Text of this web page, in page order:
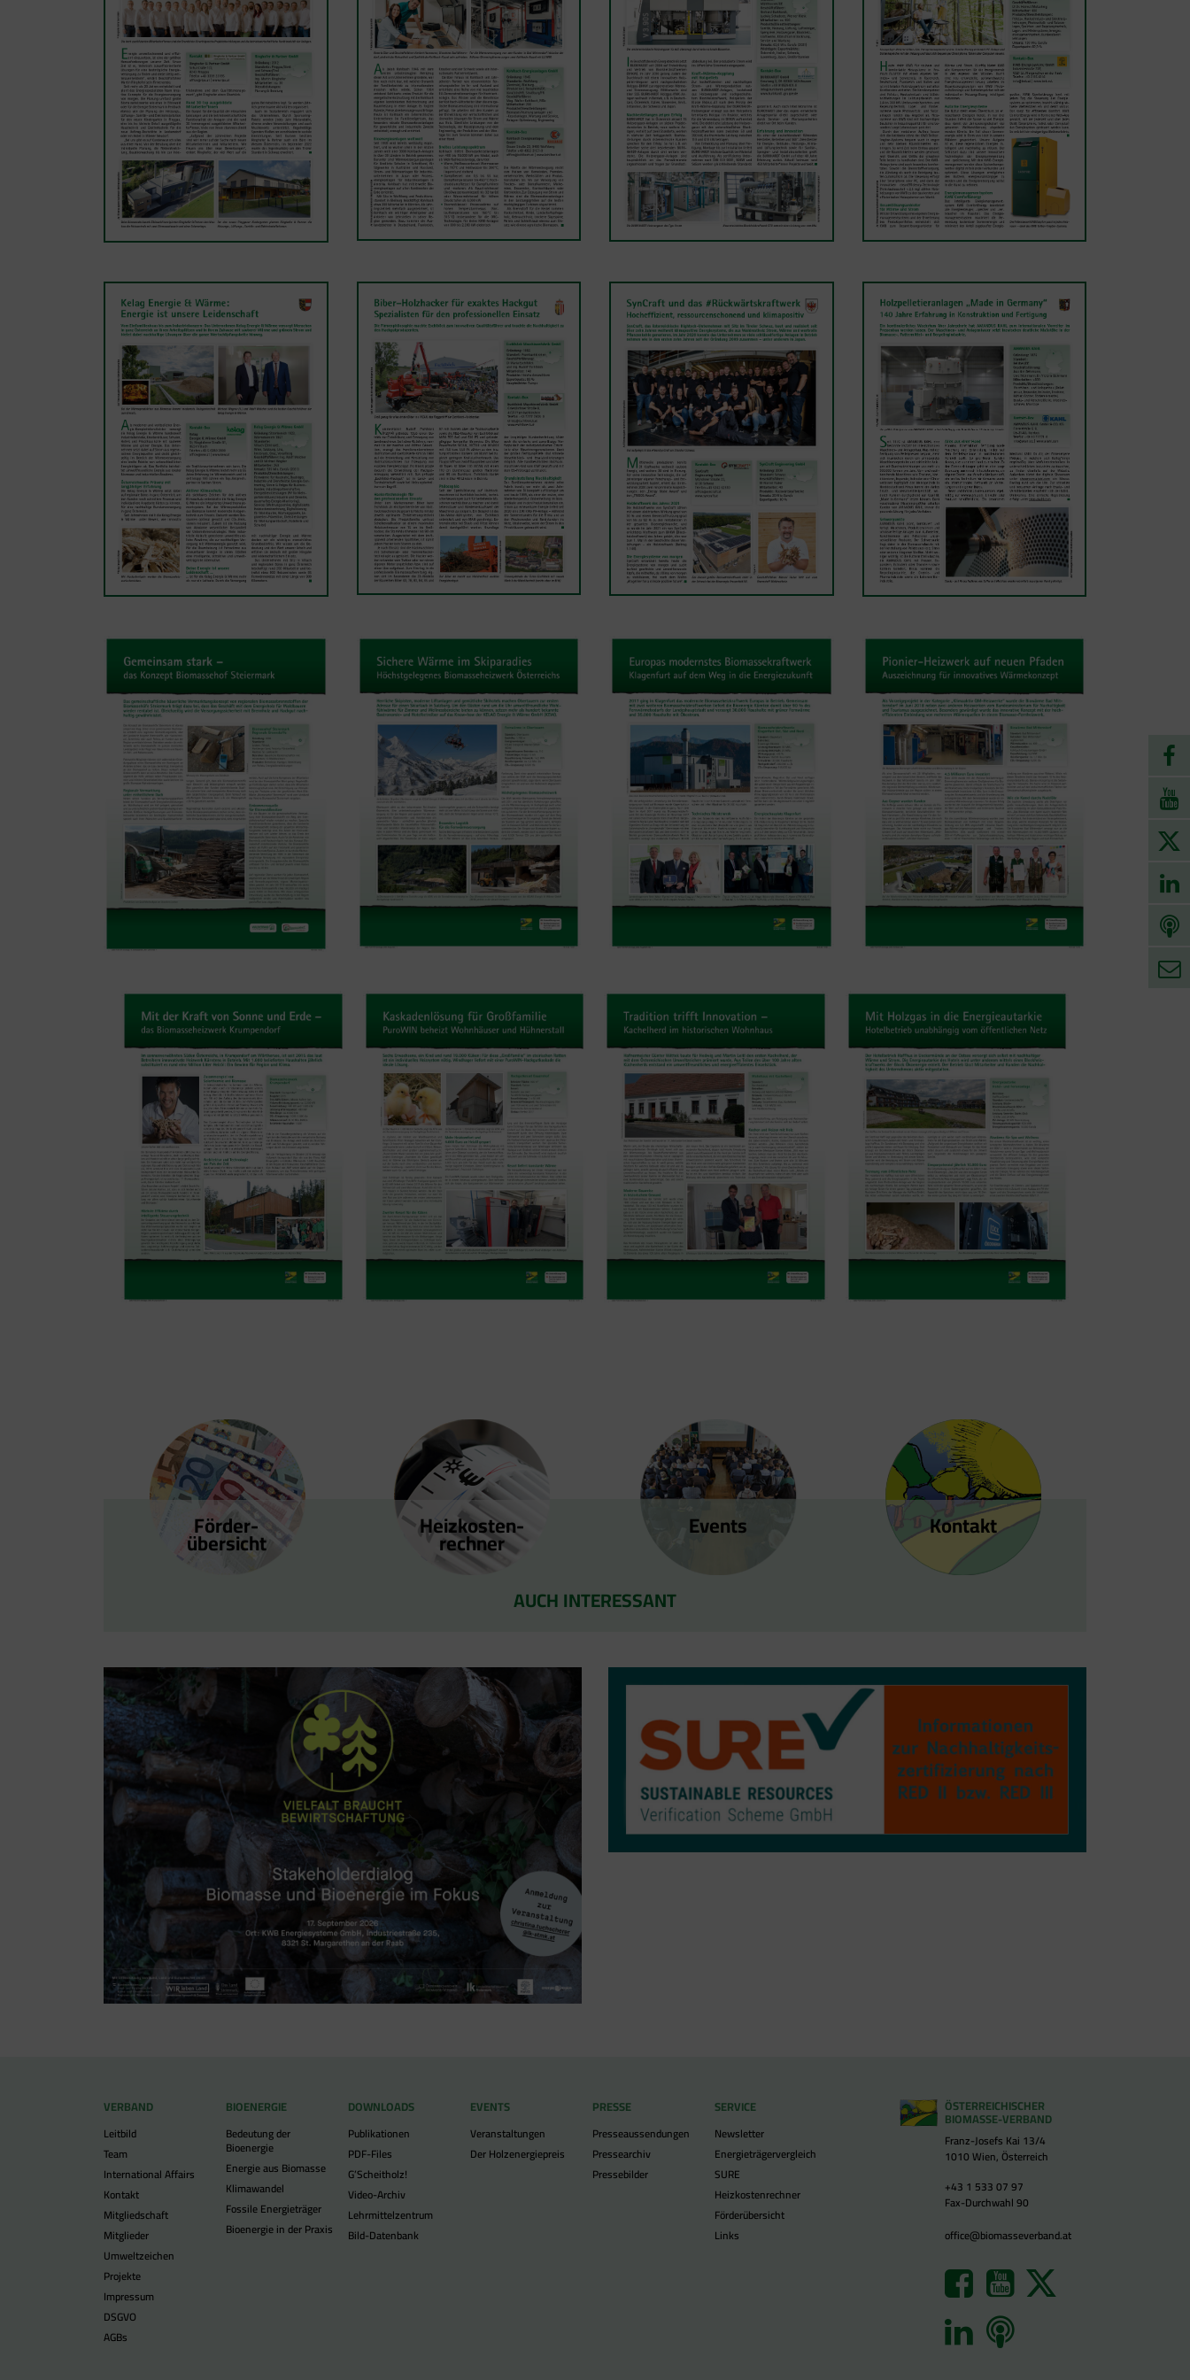
Förder­
übersicht Heizkosten­
rechner Events Kontakt
AUCH INTERESSANT
VERBAND
Leitbild
Team
International Affairs
Kontakt
Mitgliedschaft
Mitglieder
Umweltzeichen
Projekte
Impressum
DSGVO
AGBs
BIOENERGIE
Bedeutung der
Bioenergie
Energie aus Biomasse
Klimawandel
Fossile Energieträger
Bioenergie in der Praxis
DOWNLOADS
Publikationen
PDF-Files
G’Scheitholz!
Video-Archiv
Lehrmittelzentrum
Bild-Datenbank
EVENTS
Veranstaltungen
Der Holzenergiepreis
PRESSE
Presseaussendungen
Pressearchiv
Pressebilder
SERVICE
Newsletter
Energieträgervergleich
SURE
Heizkostenrechner
Förderübersicht
Links
ÖSTERREICHISCHER
BIOMASSE-VERBAND
Franz-Josefs Kai 13/4
1010 Wien, Österreich
+43 1 533 07 97
Fax-Durchwahl 90
office@biomasseverband.at